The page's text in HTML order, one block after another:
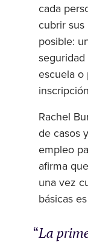
cada
cubrir sus
posible:
seguridad
escuela o
Rachel
de casos
empleo
afirma
una vez
básicas
La